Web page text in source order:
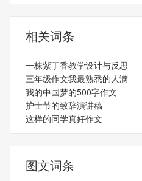
相关词条
一株紫丁香教学设计与反思
三年级作文我最熟悉的人满
我的中国梦的500字作文
护士节的致辞演讲稿
这样的同学真好作文
图文词条